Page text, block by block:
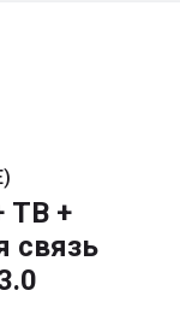
ТВ +
связь